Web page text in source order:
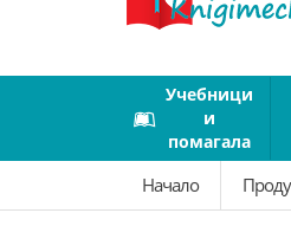
Учебници
и
помагала
Начало